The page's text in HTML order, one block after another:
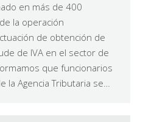
en más de 400
la operación
de obtención de
de IVA en el sector de
que funcionarios
la Agencia Tributaria se…